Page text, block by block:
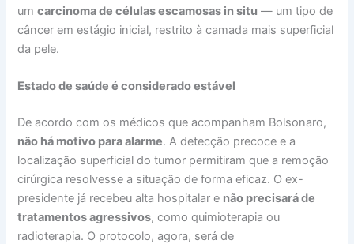
umcarcinoma de células escamosas in situ — um tipo de
câncer em estágio inicial, restrito à camada mais superficial
da pele.
Estado de saúde é considerado estável
De acordo com os médicos que acompanham Bolsonaro,
não há motivo para alarme. A detecção precoce e a
localização superficial do tumor permitiram que a remoção
cirúrgica resolvesse a situação de forma eficaz. O ex-
presidente já recebeu alta hospitalar e não precisará de
tratamentos agressivos, como quimioterapia ou
radioterapia. O protocolo, agora, será de